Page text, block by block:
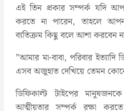
এই তিন প্রকার সম্পর্ক যদি
করতে না পারেন, তাহলে
ব্যতিক্রম কিছু বলে আশা করবেন
‍”আমার মা-বাবা, পরিবার ইত্যাদি
এসব অজুহাত দেখিয়ে তেমন
ডিফিকাল্ট টাইপের
আত্মীয়তার সম্পর্ক রক্ষা করতে